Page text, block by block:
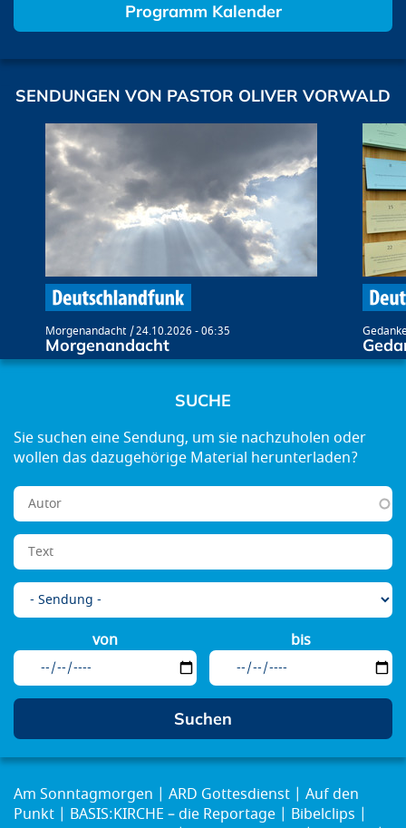
Programm Kalender
SENDUNGEN VON PASTOR OLIVER VORWALD
Morgenandacht 24.10.2026 - 06:35
Morgenandacht
SUCHE
von bis
Am Sonntagmorgen ARD Gottesdienst
Auf den
Punkt
BASIS:KIRCHE – die Reportage
Bibelclips